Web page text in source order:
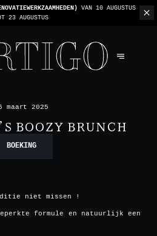
KAARTEN GEACCEPTEERD -
PER TAFEL
maart 2025
BOOZY BRUNCH
BOEKING
niet missen !
formule en natuurlijk een